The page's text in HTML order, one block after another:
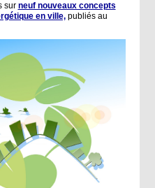
sur neuf nouveaux concepts
en ville,publiés au